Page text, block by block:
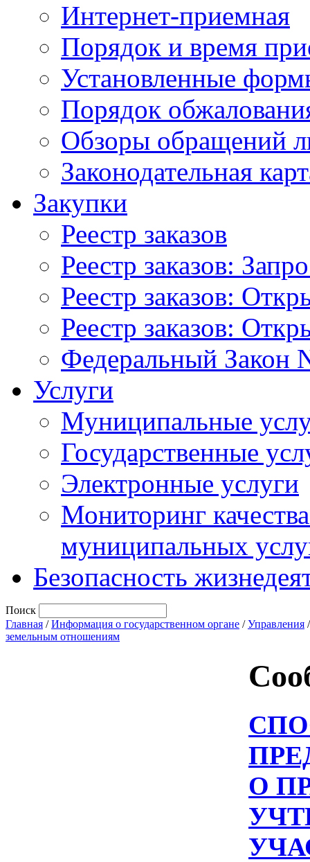
Интернет-приемная
Порядок и время
Установленные
Порядок
Обзоры обращений
Законодательная
Закупки
Реестр заказов
Реестр заказов:
Реестр заказов:
Реестр заказов:
Федеральный Закон
Услуги
Муниципальные
Государственные
Электронные услуги
Мониторинг
муниципальных
Безопасность
Поиск
Главная /Информация о государственном органе /Управления
земельным отношениям
О